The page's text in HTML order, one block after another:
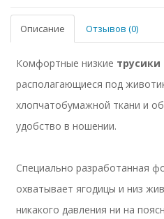
Описание Отзывов (0)
Комфортные низкие
располагающиеся под
хлопчатобумажной ткани и
удобство в ношении.
Специально разработанная
охватывает ягодицы и низ
никакого давления ни на